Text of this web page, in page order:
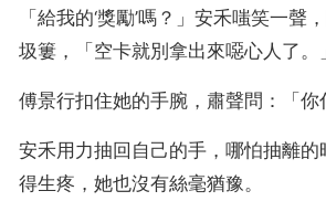
「給我的‘獎勵’嗎？」安禾嗤笑一聲
圾簍，「空卡就別拿出來噁心人了。」
傅景行扣住她的手腕，肅聲問：「你
安禾用力抽回自己的手，哪怕抽離的
得生疼，她也沒有絲毫猶豫。